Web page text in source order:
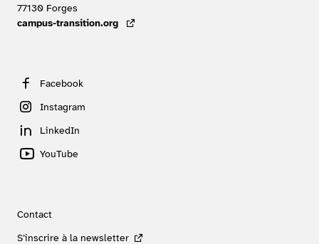
77130 Forges
campus-transition.org
- lien externe
Facebook
Instagram
LinkedIn
YouTube
Contact
S’inscrire à la newsletter